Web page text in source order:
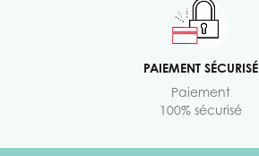
PAIEMENT SÉCURISÉ
Paiement
100% sécurisé